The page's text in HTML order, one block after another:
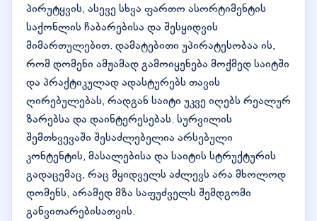
პირუტყვის, ასევე სხვა ფართო ასორტიმენტის
საქონლის ჩაბარებისა და შესყიდვის
მიმართულებით. დამატებითი უპირატესობაა ის,
რომ დომენი ამჟამად გამოიყენება მოქმედ საიტში
და პრაქტიკულად ადასტურებს თავის
ღირებულებას, რადგან საიტი უკვე იღებს რეალურ
ზარებსა და დაინტერესებას. სურვილის
შემთხვევაში შესაძლებელია არსებული
კონტენტის, მასალებისა და საიტის სტრუქტურის
გადაცემაც, რაც მყიდველს აძლევს არა მხოლოდ
დომენს, არამედ მზა საფუძველს შემდგომი
განვითარებისათვის.